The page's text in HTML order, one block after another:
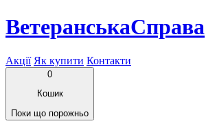
ВетеранськаСправа
Акції Як купити Контакти
0
Кошик
Поки що порожньо